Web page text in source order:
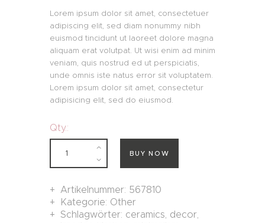
Kundenbew
ertung
Lorem ipsum dolor sit amet, consectetuer
adipiscing elit, sed diam nonummy nibh
euismod tincidunt ut laoreet dolore magna
aliquam erat volutpat. Ut wisi enim ad minim
veniam, quis nostrud ed ut perspiciatis,
unde omnis iste natus error sit voluptatem.
Lorem ipsum dolor sit amet, consectetur
adipisicing elit, sed do eiusmod.
Qty.:
BUY NOW
Artikelnummer: 567810
Kategorie: Other
Schlagwörter: ceramics, decor,